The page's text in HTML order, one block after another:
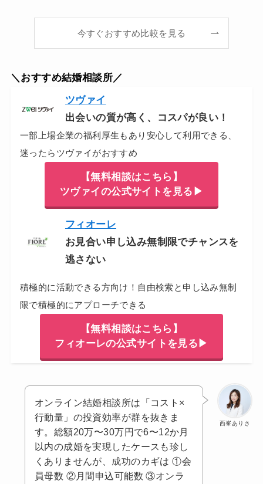
今すぐおすすめ比較を見る
＼おすすめ結婚相談所／
ツヴァイ
出会いの質が高く、コスパが良い！
一部上場企業の福利厚生もあり安心して利用できる、
迷ったらツヴァイがおすすめ
【無料相談はこちら】
ツヴァイの公式サイトを見る▶
フィオーレ
お見合い申し込み無制限でチャンスを
逃さない
積極的に活動できる方向け！自由検索と申し込み無制
限で積極的にアプローチできる
【無料相談はこちら】
フィオーレの公式サイトを見る▶
西峯ありさ
オンライン結婚相談所は「コスト×
行動量」の投資効率が群を抜きま
す。総額20万〜30万円で6〜12か月
以内の成婚を実現したケースも珍し
くありませんが、成功のカギは ①会
員母数 ②月間申込可能数 ③オンラ